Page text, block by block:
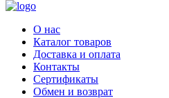
О нас
Каталог товаров
Доставка и оплата
Контакты
Сертификаты
Обмен и возврат